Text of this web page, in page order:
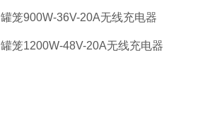
罐笼900W-36V-20A无线充电器
罐笼1200W-48V-20A无线充电器